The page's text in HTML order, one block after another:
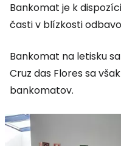
Bankomat je k
časti v blízkosti
Bankomat na letisku
Cruz das Flores sa
bankomatov.